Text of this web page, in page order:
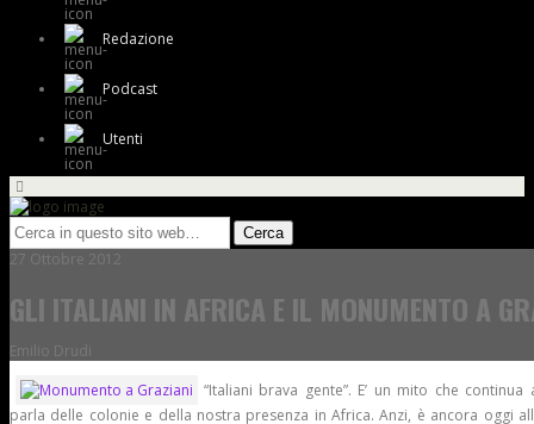
Redazione
Podcast
Utenti
27 Ottobre 2012
GLI ITALIANI IN AFRICA E IL MONUMENTO A
Emilio Drudi
“Italiani brava gente”. E’ un mito che
parla delle colonie e della nostra presenza in Africa. Anzi, è ancora oggi